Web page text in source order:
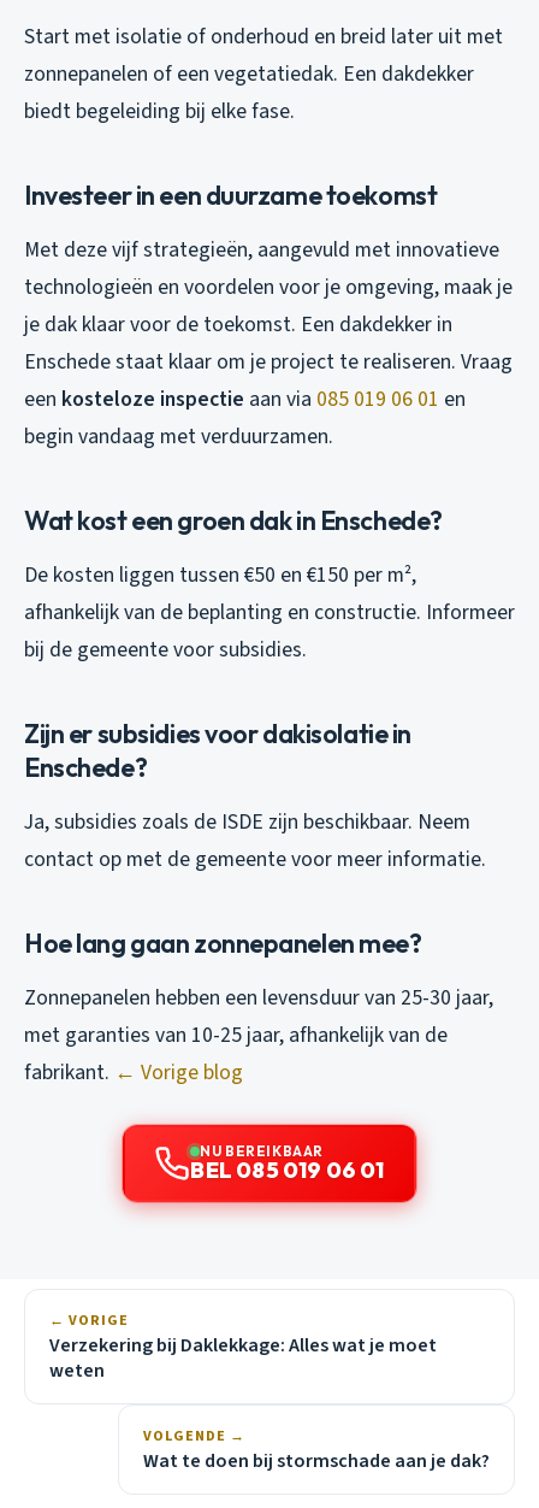
Start met isolatie of onderhoud en breid later uit met
zonnepanelen of een vegetatiedak. Een dakdekker
biedt begeleiding bij elke fase.
Investeer in een duurzame toekomst
Met deze vijf strategieën, aangevuld met innovatieve
technologieën en voordelen voor je omgeving, maak je
je dak klaar voor de toekomst. Een dakdekker in
Enschede staat klaar om je project te realiseren. Vraag
een kosteloze inspectie aan via 085 019 06 01 en
begin vandaag met verduurzamen.
Wat kost een groen dak in Enschede?
De kosten liggen tussen €50 en €150 per m²,
afhankelijk van de beplanting en constructie. Informeer
bij de gemeente voor subsidies.
Zijn er subsidies voor dakisolatie in
Enschede?
Ja, subsidies zoals de ISDE zijn beschikbaar. Neem
contact op met de gemeente voor meer informatie.
Hoe lang gaan zonnepanelen mee?
Zonnepanelen hebben een levensduur van 25-30 jaar,
met garanties van 10-25 jaar, afhankelijk van de
fabrikant. ← Vorige blog
NU BEREIKBAAR
BEL 085 019 06 01
← VORIGE
Verzekering bij Daklekkage: Alles wat je moet
weten
VOLGENDE →
Wat te doen bij stormschade aan je dak?